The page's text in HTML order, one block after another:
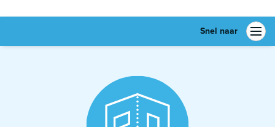
Snel naar